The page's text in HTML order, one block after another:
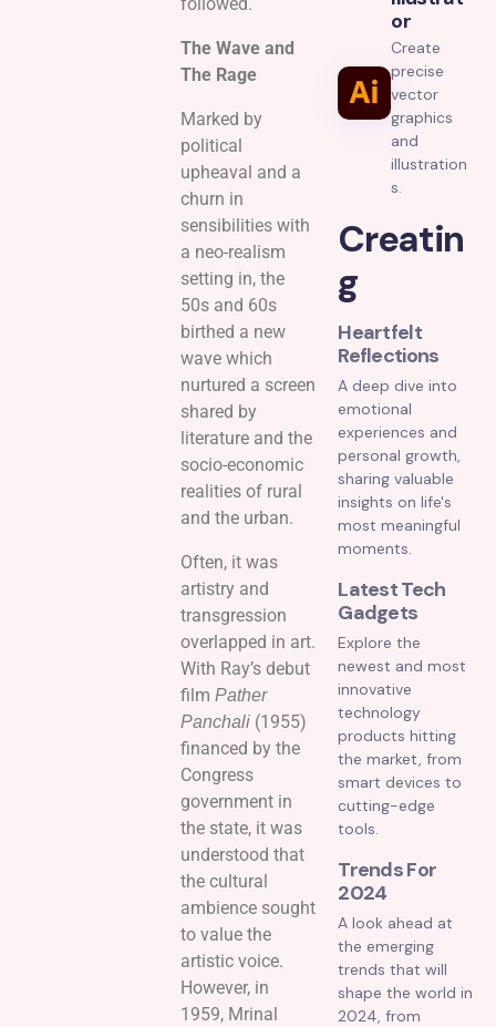
The Wave and
The Rage
Marked by
political
upheaval and a
churn in
sensibilities with
a neo-realism
setting in, the
50s and 60s
birthed a new
wave which
nurtured a screen
shared by
literature and the
socio-economic
realities of rural
and the urban.
Often, it was
artistry and
transgression
overlapped in art.
With Ray’s debut
film Pather
Panchali(1955)
financed by the
Congress
government in
the state, it was
understood that
the cultural
ambience sought
to value the
artistic voice.
However, in
1959, Mrinal
Or
Create
precise
vector
graphics
and
illustration
s.
Creatin
g
Heartfelt
Reflections
A deep dive into
emotional
experiences and
personal growth,
sharing valuable
insights on life's
most meaningful
moments.
Latest Tech
Gadgets
Explore the
newest and most
innovative
technology
products hitting
the market, from
smart devices to
cutting-edge
tools.
Trends For
2024
A look ahead at
the emerging
trends that will
shape the world in
2024, from